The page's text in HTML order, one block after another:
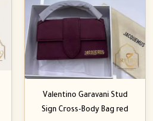
Valentino Garavani Stud
Sign Cross-Body Bag red